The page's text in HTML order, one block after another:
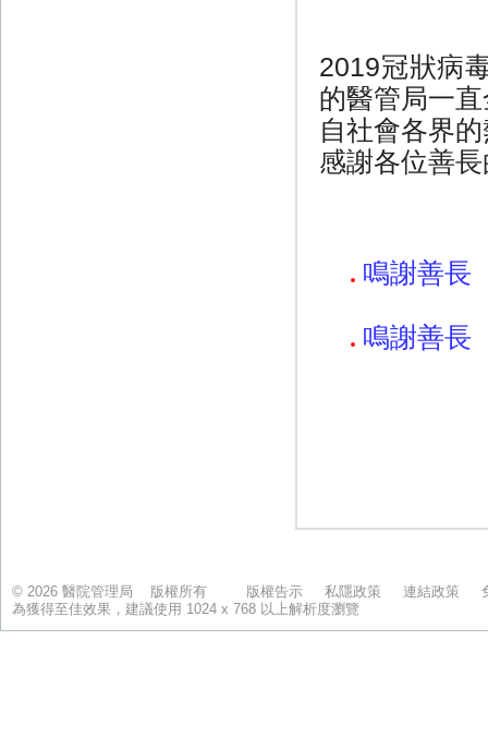
© 2026 醫院管理局 版權所有 版權告示 私隱政策 連結政策
為獲得至佳效果，建議使用 1024 x 768 以上解析度瀏覽